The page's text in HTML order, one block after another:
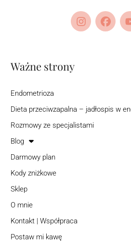
Ważne strony
Endometrioza
Dieta przeciwzapalna – jadłospis w
Rozmowy ze specjalistami
Blog
Darmowy plan
Kody zniżkowe
Sklep
O mnie
Kontakt | Współpraca
Postaw mi kawę